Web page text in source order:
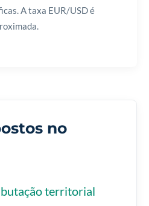
A taxa EUR/USD é
no
territorial